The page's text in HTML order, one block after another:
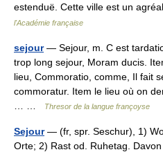
estenduë. Cette ville est un
l'Académie française
sejour— Sejour, m. C est
trop long sejour, Moram ducis.
lieu, Commoratio, comme, Il fait
commoratur. Item le lieu où on
Thresor de la langue françoyse
Sejour— (fr, spr. Seschur), 1)
Orte; 2) Rast od. Ruhetag.